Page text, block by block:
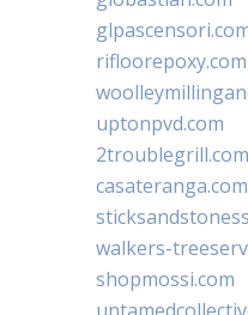
rifloorepoxy.com
uptonpvd.com
2troublegrill.com
casateranga.com
walkers-
shopmossi.com